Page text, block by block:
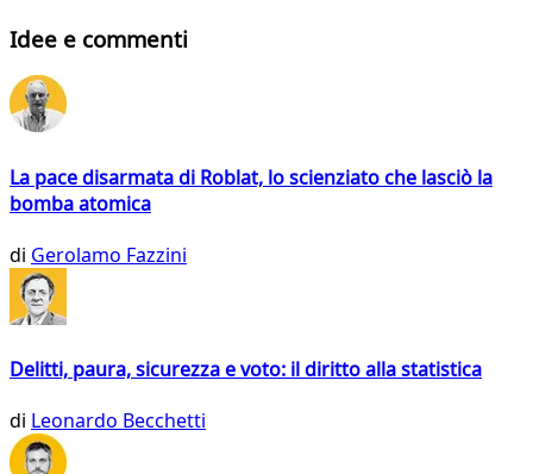
Idee e commenti
La pace disarmata di Roblat, lo scienziato che lasciò la
bomba atomica
di Gerolamo Fazzini
Delitti, paura, sicurezza e voto: il diritto alla statistica
di Leonardo Becchetti